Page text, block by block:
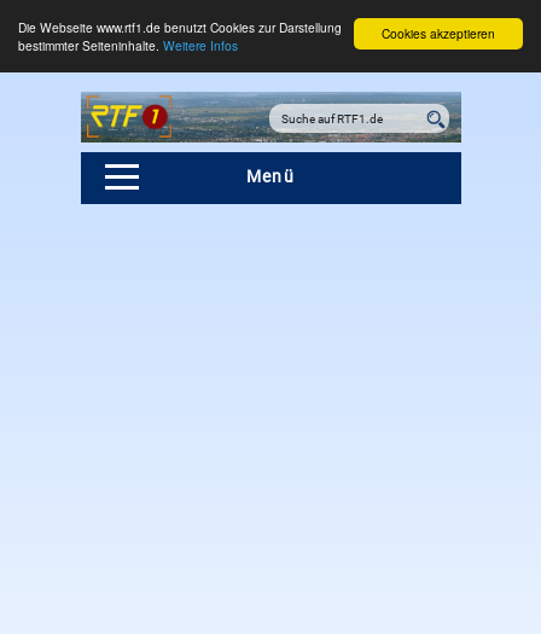
Cookies akzeptieren
Die Webseite www.rtf1.de benutzt Cookies zur Darstellung
bestimmter Seiteninhalte. Weitere Infos
Menü